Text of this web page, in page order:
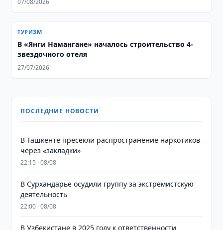
07/08/2026
ТУРИЗМ
В «Янги Намангане» началось строительство 4-
звездочного отеля
27/07/2026
ПОСЛЕДНИЕ НОВОСТИ
В Ташкенте пресекли распространение наркотиков
через «закладки»
22:15 · 08/08
В Сурхандарье осудили группу за экстремистскую
деятельность
22:00 · 08/08
В Узбекистане в 2025 году к ответственности